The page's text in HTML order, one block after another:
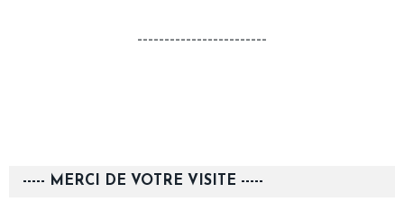
------------------------
----- MERCI DE VOTRE VISITE -----